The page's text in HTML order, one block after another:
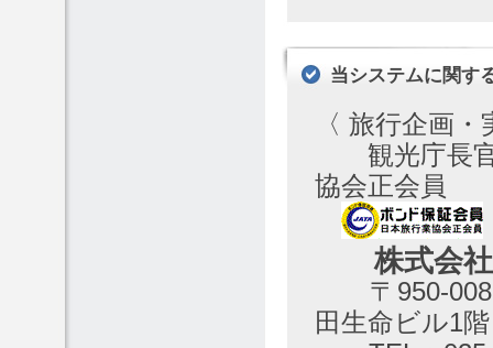
当システムに関す
〈 旅行企画・
観光庁長官
協会正会員
株式会社
〒950-0087
田生命ビル1階